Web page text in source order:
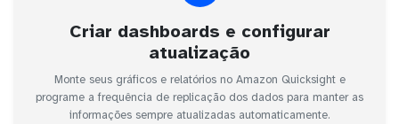
Criar dashboards e configurar
atualização
Monte seus gráficos e relatórios no Amazon Quicksight e
programe a frequência de replicação dos dados para manter as
informações sempre atualizadas automaticamente.